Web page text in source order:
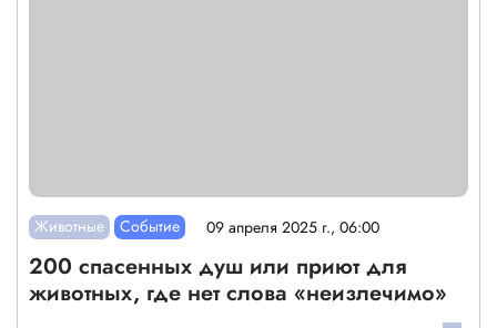
Животные Событие 09 апреля 2025 г., 06:00
200 спасенных душ или приют для
животных, где нет слова «неизлечимо»